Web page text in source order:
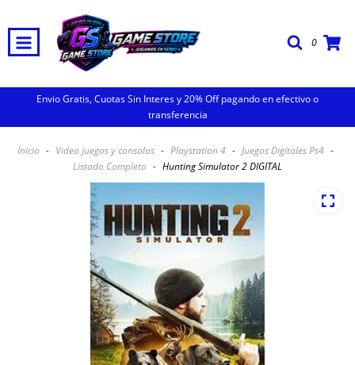
0
Envio Gratis, Cuotas Sin Interes y 20% Off pagando en efectivo o
transferencia
Inicio - Video juegos y consolas - Playstation 4 - Juegos Digitales Ps4 -
Listado Completo - Hunting Simulator 2 DIGITAL